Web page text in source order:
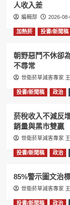
人收入差
編輯部 2026-
加熱菸 投書/新聞稿
朝野惡鬥不休卻
不尋常
世衛菸草減害專家
投書/新聞稿 政治
菸稅收入不減反
銷量與黑市雙贏
世衛菸草減害專家
投書/新聞稿 政治
85%警示圖文治
世衛菸草減害專家
投書/新聞稿 政治